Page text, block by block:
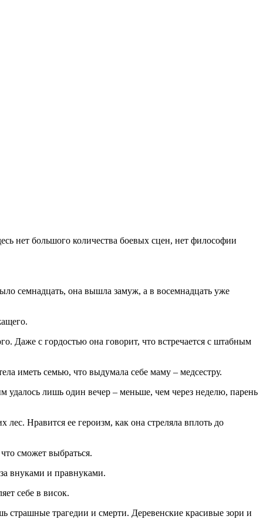
нет большого количества боевых сцен, нет философии
семнадцать, она вышла замуж, а в восемнадцать уже
Даже с гордостью она говорит, что встречается с штабным
иметь семью, что выдумала себе маму – медсестру.
лишь один вечер – меньше, чем через неделю, парень
лес. Нравится ее героизм, как она стреляла вплоть до
сможет выбраться.
внуками и правнуками.
себе в висок.
страшные трагедии и смерти. Деревенские красивые зори и